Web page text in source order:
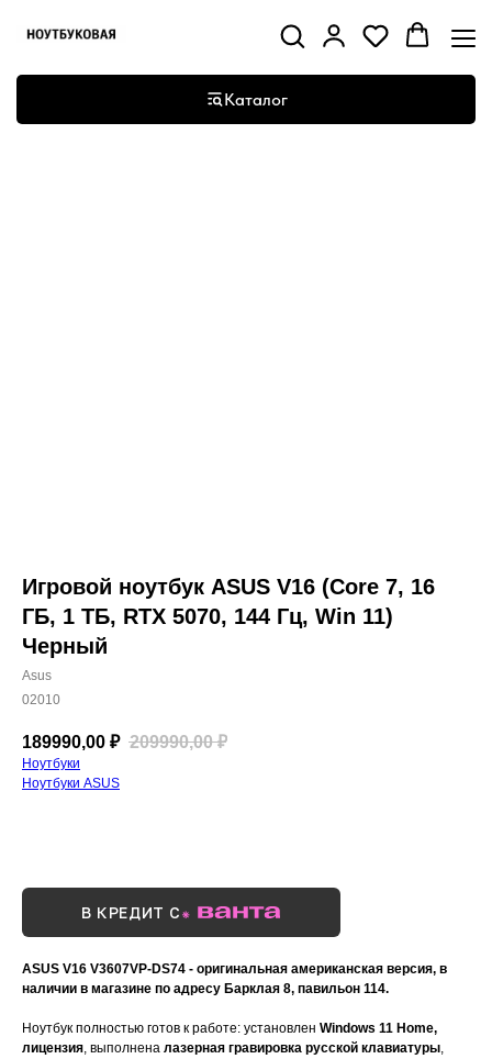
Каталог
Игровой ноутбук ASUS V16 (Core 7, 16
ГБ, 1 ТБ, RTX 5070, 144 Гц, Win 11)
Черный
Asus
02010
189990,00 ₽ 209990,00 ₽
Ноутбуки
Ноутбуки ASUS
В КРЕДИТ С
ASUS V16 V3607VP-DS74 - оригинальная американская версия, в
наличии в магазине по адресу Барклая 8, павильон 114.
Ноутбук полностью готов к работе: установлен Windows 11 Home,
лицензия, выполнена лазерная гравировка русской клавиатуры,